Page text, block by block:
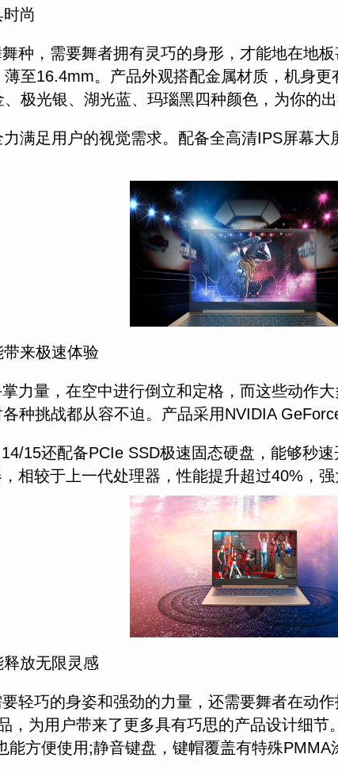
尚
种，需要舞者拥有灵巧的身形，才能地在地
至16.4mm。产品外观搭配金属材质，机身
极光银、湖光蓝、玛瑙黑四种颜色，为你的
满足用户的视觉需求。配备全高清IPS屏幕
来极速体验
力量，在空中进行倒立和定格，而这些动作
种挑战都从容不迫。产品采用NVIDIA
15还配备PCIe SSD极速固态硬盘，能够秒
相较于上一代处理器，性能提升超过40%，
放无限灵感
轻巧的身姿和强劲的力量，还需要舞者在动
，为用户带来了更多具有巧思的产品设计细
方便使用;静音键盘，键帽覆盖有特殊PMMA